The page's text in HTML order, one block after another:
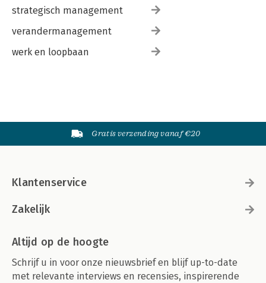
strategisch management
verandermanagement
werk en loopbaan
Gratis verzending vanaf €20
Klantenservice
Zakelijk
Altijd op de hoogte
Schrijf u in voor onze nieuwsbrief en blijf up-to-date
met relevante interviews en recensies, inspirerende